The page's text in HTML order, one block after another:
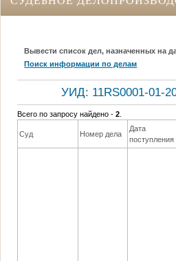
Вывести список дел, назначенных на
Поиск информации по делам
УИД: 11RS0001-01-
Всего по запросу найдено -2
Суд Номер дела
Дата
поступления